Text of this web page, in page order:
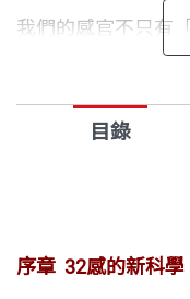
我們的感官不只有
前庭感覺（平衡、
感 ……）、內感受
這本書充滿豐富有
目錄
序章 32感的新科學